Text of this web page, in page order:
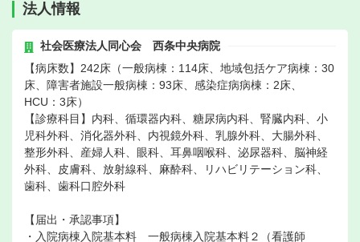
法人情報
社会医療法人同心会 西条中央病院
【病床数】242床（一般病棟：114床、地域包括ケア病棟：30
床、障害者施設一般病棟：93床、感染症病病棟：2床、
HCU：3床）
【診療科目】内科、循環器内科、糖尿病内科、腎臓内科、小
児科外科、消化器外科、内視鏡外科、乳腺外科、大腸外科、
整形外科、産婦人科、眼科、耳鼻咽喉科、泌尿器科、脳神経
外科、皮膚科、放射線科、麻酔科、リハビリテーション科、
歯科、歯科口腔外科
【届出・承認事項】
・入院病棟入院基本料 一般病棟入院基本料２（看護師